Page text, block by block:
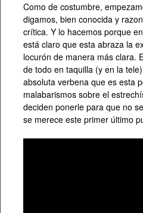
Como de costumbre,
digamos, bien conocida y
crítica. Y lo hacemos porque
está claro que esta abraza la
locurón de manera más clara.
de todo en taquilla (y en la
absoluta verbena que es esta
malabarismos sobre el
deciden ponerle para que no
se merece este primer último